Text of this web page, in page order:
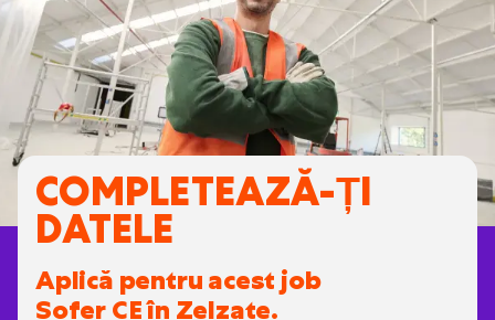
COMPLETEAZĂ-ȚI
DATELE
Aplică pentru acest job
Sofer CE în Zelzate.